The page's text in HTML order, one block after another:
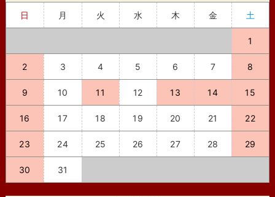
日
月 火 水 木 金 土
1
2 3 4 5 6 7 8
9 10 11 12 13 14 15
16 17 18 19 20 21 22
23 24 25 26 27 28 29
30 31